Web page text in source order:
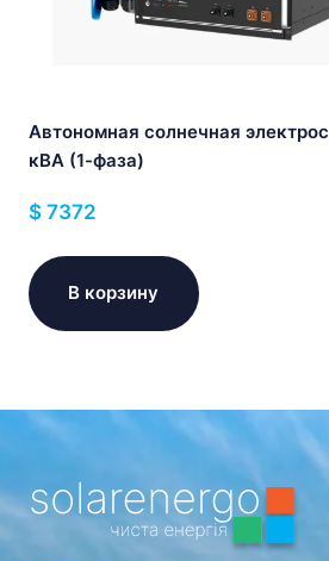
Автономная солнечная
кВА (1-фаза)
$ 7372
В корзину